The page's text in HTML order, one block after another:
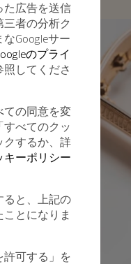
た広告を送信
者の分析ク
Googleサー
のプライ
照してくださ
ての同意を変
べてのクッ
クするか、詳
キーポリシー
ると、上記の
とになりま
許可する」を